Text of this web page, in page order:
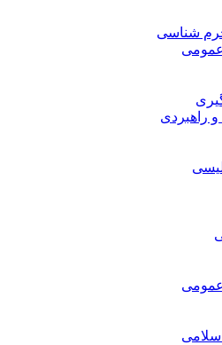
شناسی
عمومی
و راهبردی
عمومی